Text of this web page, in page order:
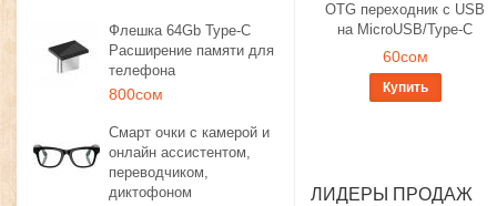
Флешка 64Gb Type-C
Расширение памяти для
телефона
800сом
Смарт очки с камерой и
онлайн ассистентом,
переводчиком,
диктофоном
OTG переходник с USB
на MicroUSB/Type-C
60сом
Купить
ЛИДЕРЫ ПРОДАЖ